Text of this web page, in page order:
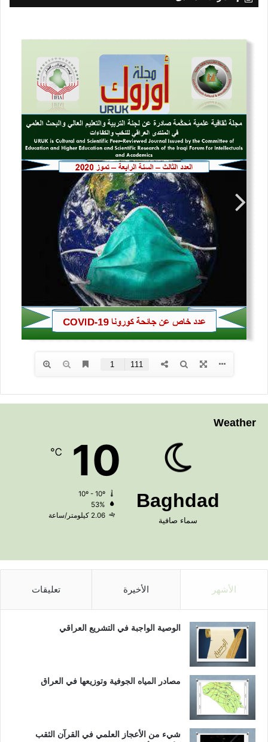
Weather
Baghdad
سماء صافية
10
℃
53%
2.06 كيلومتر/ساعة
الأشهر الأخيرة تعليقات
الوصية الواجبة في التشريع العراقي
مصادر المياه الجوفية وتوزيعها في العراق
شيء من الأعجاز العلمي في القرآن الثقب